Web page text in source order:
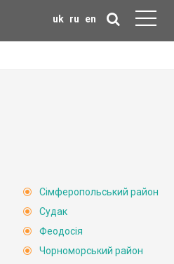
uk ru en
Сімферопольський район
Судак
Феодосія
Чорноморський район